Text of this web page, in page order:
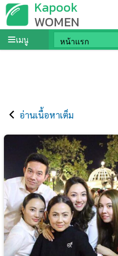
Kapook
WOMEN
เมนู
อ่านเนื้อหาเต็ม